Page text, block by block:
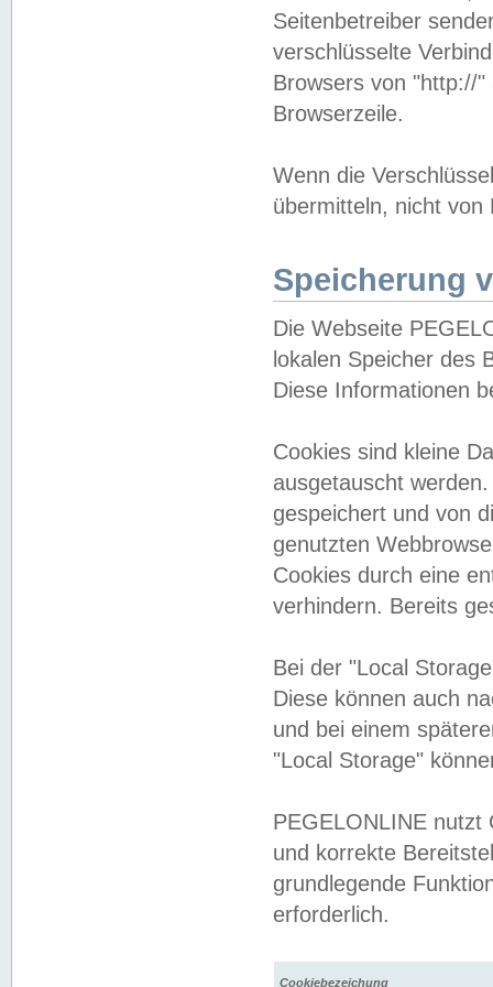
Seitenbetreiber
verschlüsselte
Browsers von "http://
Browserzeile.
Wenn die
übermitteln, nicht von
Speicherung
Die Webseite
lokalen Speicher des
Diese Informationen
Cookies sind kleine
ausgetauscht
gespeichert und von
genutzten
Cookies durch eine
verhindern. Bereits
Bei der "Local
Diese können auch
und bei einem
"Local Storage"
PEGELONLINE nutzt
und korrekte
grundlegende
erforderlich.
Cookiebezeichung